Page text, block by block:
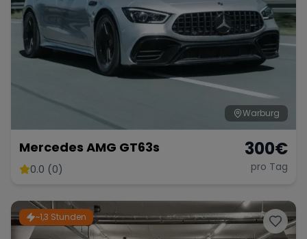
Warburg
Mercedes AMG GT63s
0.0 (0)
300€
pro Tag
~1,3 Stunden